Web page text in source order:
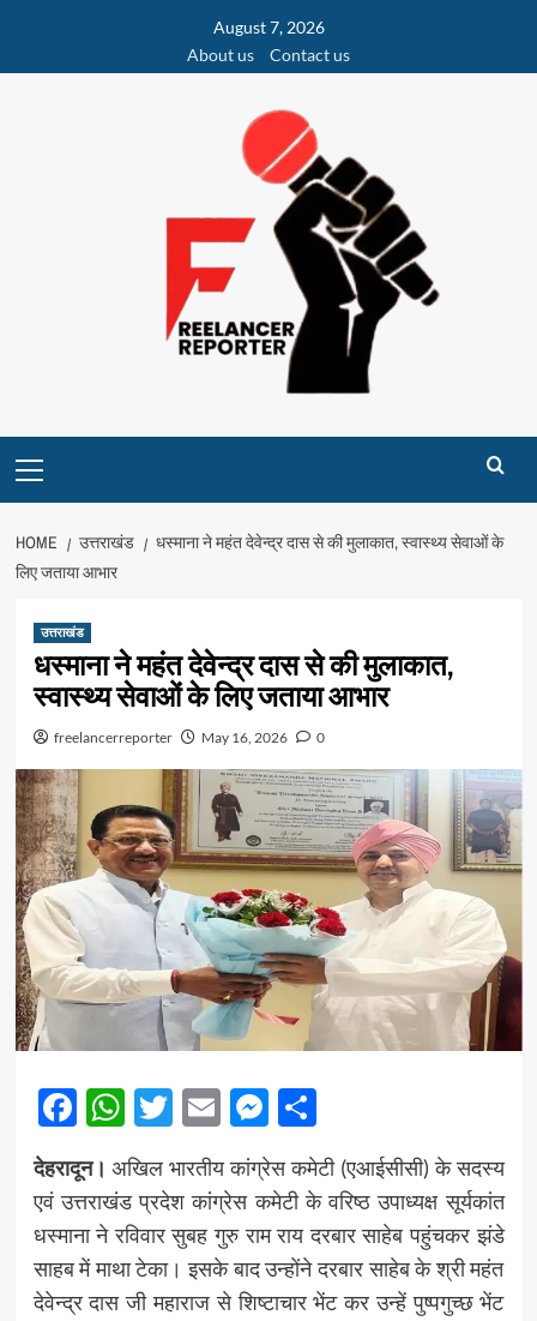
content
August 7, 2026
About us
Contact us
Menu
HOME उत्तराखंड
धस्माना ने महंत देवेन्द्र दास से की मुलाकात, स्वास्थ्य सेवाओं के
लिए जताया आभार
उत्तराखंड
धस्माना ने महंत देवेन्द्र दास से की मुलाकात,
स्वास्थ्य सेवाओं के लिए जताया आभार
freelancerreporter May 16, 2026 0
Facebook
WhatsApp
Twitter
EmailMessenger
Share
देहरादून। अखिल भारतीय कांग्रेस कमेटी (एआईसीसी) के सदस्य
एवं उत्तराखंड प्रदेश कांग्रेस कमेटी के वरिष्ठ उपाध्यक्ष सूर्यकांत
धस्माना ने रविवार सुबह गुरु राम राय दरबार साहेब पहुंचकर झंडे
साहब में माथा टेका। इसके बाद उन्होंने दरबार साहेब के श्री महंत
देवेन्द्र दास जी महाराज से शिष्टाचार भेंट कर उन्हें पुष्पगुच्छ भेंट